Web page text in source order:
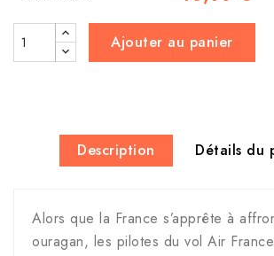
Ajouter au panier
Description Détails du
Alors que la France s’apprête à
ouragan, les pilotes du vol Air